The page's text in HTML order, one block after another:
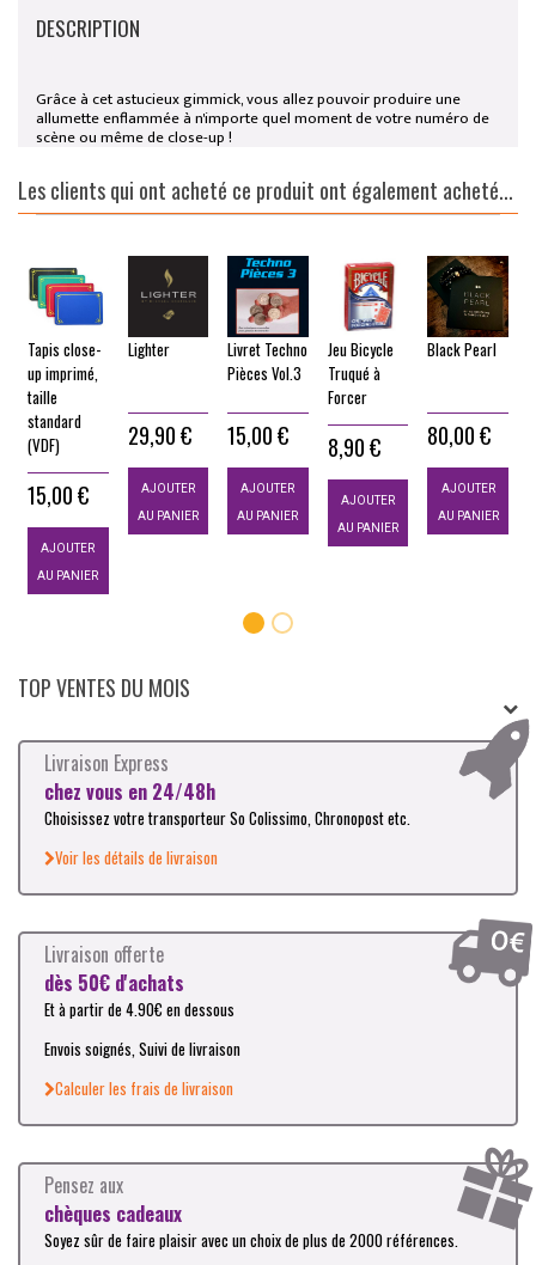
TOP VENTES DU MOIS
Livraison Express
chez vous en 24/48h
Choisissez votre transporteur So Colissimo, Chronopost etc.
Voir les détails de livraison
Livraison offerte
dès 50€ d'achats
Et à partir de 4.90€ en dessous
Envois soignés, Suivi de livraison
Calculer les frais de livraison
Pensez aux
chèques cadeaux
Soyez sûr de faire plaisir avec un choix de plus de 2000 références.
DESCRIPTION
Grâce à cet astucieux gimmick, vous allez pouvoir produire une
allumette enflammée à n'importe quel moment de votre numéro de
scène ou même de close-up !
Les clients qui ont acheté ce produit ont également acheté...
Tapis close-
up imprimé,
taille
standard
(VDF)
15,00 €
AJOUTER
AU PANIER
Lighter
29,90 €
AJOUTER
AU PANIER
Livret Techno
Pièces Vol.3
15,00 €
AJOUTER
AU PANIER
Jeu Bicycle
Truqué à
Forcer
8,90 €
AJOUTER
AU PANIER
Black Pearl
80,00 €
AJOUTER
AU PANIER